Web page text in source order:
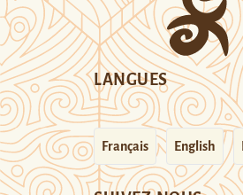
LANGUES
Français English